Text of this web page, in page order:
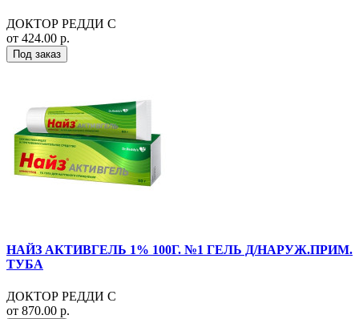
ДОКТОР РЕДДИ С
от 424.00 р.
Под заказ
НАЙЗ АКТИВГЕЛЬ 1% 100Г. №1 ГЕЛЬ Д/НАРУЖ.ПРИМ.
ТУБА
ДОКТОР РЕДДИ С
от 870.00 р.